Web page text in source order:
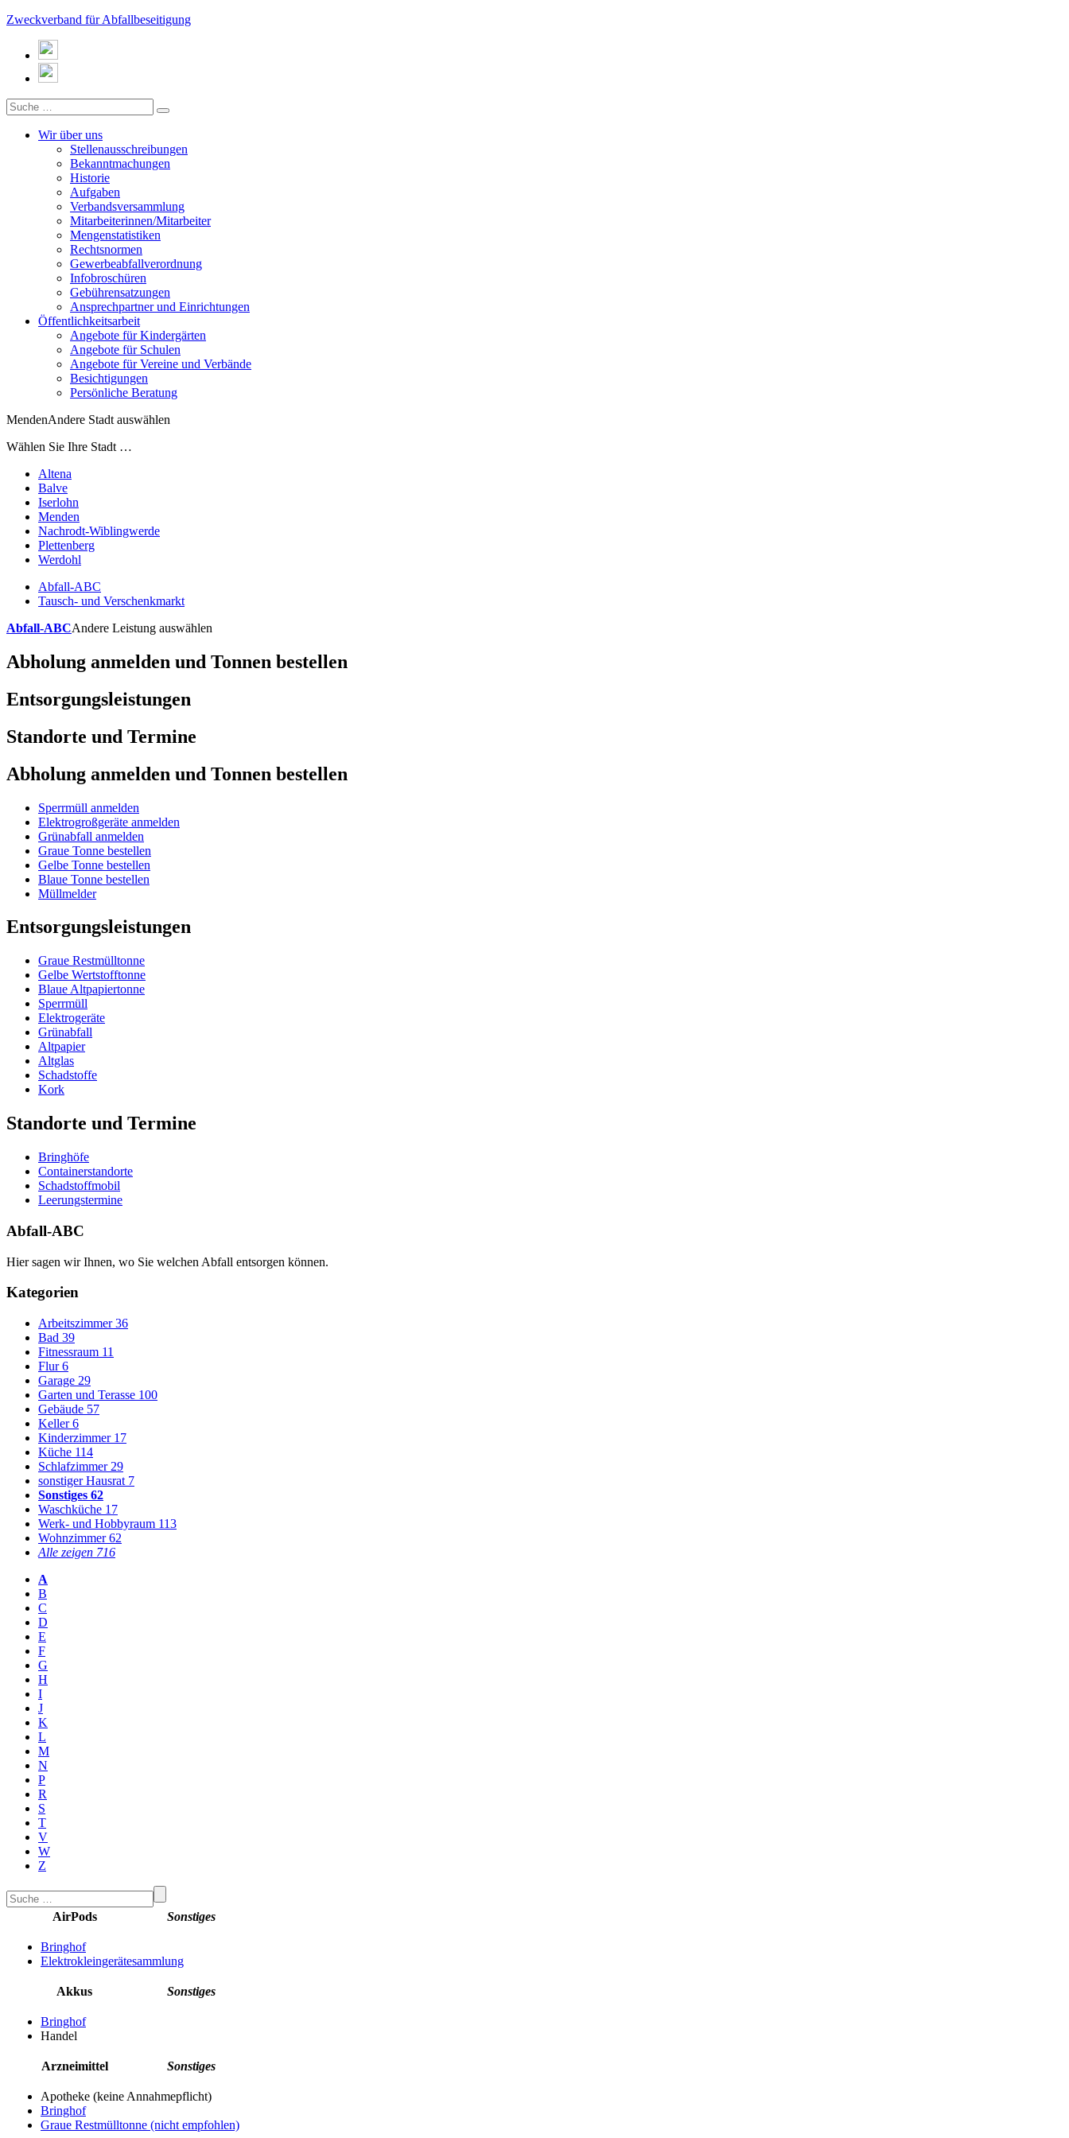
Zweckverband für Abfallbeseitigung
Wir über uns
Stellenausschreibungen
Bekanntmachungen
Historie
Aufgaben
Verbandsversammlung
Mitarbeiterinnen/Mitarbeiter
Mengenstatistiken
Rechtsnormen
Gewerbeabfallverordnung
Infobroschüren
Gebührensatzungen
Ansprechpartner und Einrichtungen
Öffentlichkeitsarbeit
Angebote für Kindergärten
Angebote für Schulen
Angebote für Vereine und Verbände
Besichtigungen
Persönliche Beratung
MendenAndere Stadt auswählen
Wählen Sie Ihre Stadt …
Altena
Balve
Iserlohn
Menden
Nachrodt-Wiblingwerde
Plettenberg
Werdohl
Abfall-ABC
Tausch- und Verschenkmarkt
Abfall-ABCAndere Leistung auswählen
Abholung anmelden und Tonnen bestellen
Entsorgungsleistungen
Standorte und Termine
Abholung anmelden und Tonnen bestellen
Sperrmüll anmelden
Elektrogroßgeräte anmelden
Grünabfall anmelden
Graue Tonne bestellen
Gelbe Tonne bestellen
Blaue Tonne bestellen
Müllmelder
Entsorgungsleistungen
Graue Restmülltonne
Gelbe Wertstofftonne
Blaue Altpapiertonne
Sperrmüll
Elektrogeräte
Grünabfall
Altpapier
Altglas
Schadstoffe
Kork
Standorte und Termine
Bringhöfe
Containerstandorte
Schadstoffmobil
Leerungstermine
Abfall-ABC
Hier sagen wir Ihnen, wo Sie welchen Abfall entsorgen können.
Kategorien
Arbeitszimmer36
Bad 39
Fitnessraum 11
Flur6
Garage 29
Garten und Terasse 100
Gebäude 57
Keller6
Kinderzimmer 17
Küche 114
Schlafzimmer 29
sonstiger Hausrat 7
Sonstiges 62
Waschküche 17
Werk- und Hobbyraum 113
Wohnzimmer62
Alle zeigen 716
A
B
C
D
E
F
G
H
I
J
K
L
M
N
P
R
S
T
V
W
Z
AirPods Sonstiges
Bringhof
Elektrokleingerätesammlung
Akkus Sonstiges
Bringhof
Handel
Arzneimittel Sonstiges
Apotheke (keine Annahmepflicht)
Bringhof
Graue Restmülltonne (nicht empfohlen)